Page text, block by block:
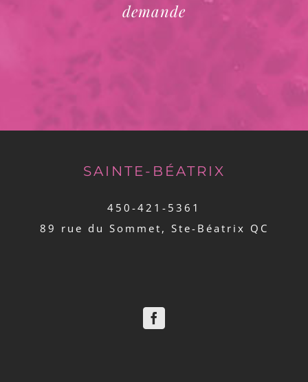
demande
SAINTE-BÉATRIX
450-421-5361
89 rue du Sommet, Ste-Béatrix QC